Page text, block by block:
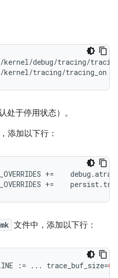
kernel/debug/tracing/
tracing/tracing_on 0
处于停用状态）。
添加以下行：
+=
+=
文件中，添加以下行：
:= ... trace_buf_size=64